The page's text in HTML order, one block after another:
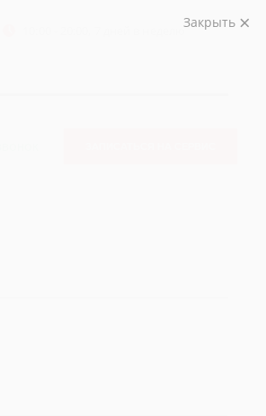
10:00 - 20:00, 7 дней в неделюЗакрыть